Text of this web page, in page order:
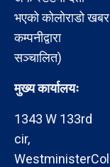
भएको कोलोराडो खबर
कम्पनीद्वारा
सञ्चालित)
मुख्य कार्यालयः
1343 W 133rd
cir,
WestministerCol